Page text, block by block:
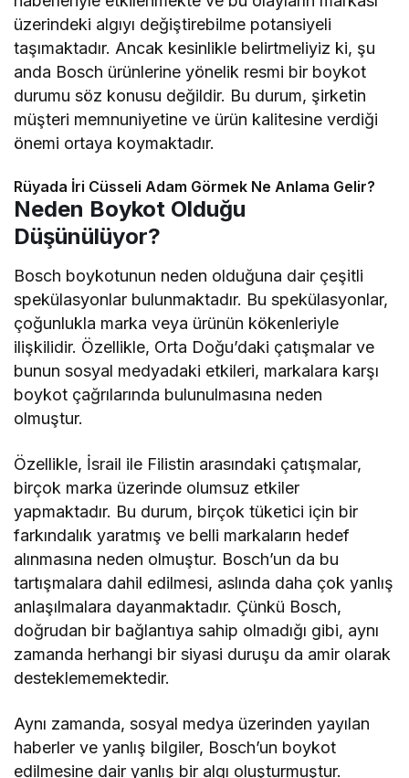
üzerindeki algıyı değiştirebilme potansiyeli
taşımaktadır. Ancak kesinlikle belirtmeliyiz ki, şu
anda Bosch ürünlerine yönelik resmi bir boykot
durumu söz konusu değildir. Bu durum, şirketin
müşteri memnuniyetine ve ürün kalitesine verdiği
önemi ortaya koymaktadır.
Rüyada İri Cüsseli Adam Görmek Ne Anlama Gelir?
Neden Boykot Olduğu
Düşünülüyor?
Bosch boykotunun neden olduğuna dair çeşitli
spekülasyonlar bulunmaktadır. Bu spekülasyonlar,
çoğunlukla marka veya ürünün kökenleriyle
ilişkilidir. Özellikle, Orta Doğu’daki çatışmalar ve
bunun sosyal medyadaki etkileri, markalara karşı
boykot çağrılarında bulunulmasına neden
olmuştur.
Özellikle, İsrail ile Filistin arasındaki çatışmalar,
birçok marka üzerinde olumsuz etkiler
yapmaktadır. Bu durum, birçok tüketici için bir
farkındalık yaratmış ve belli markaların hedef
alınmasına neden olmuştur. Bosch’un da bu
tartışmalara dahil edilmesi, aslında daha çok yanlış
anlaşılmalara dayanmaktadır. Çünkü Bosch,
doğrudan bir bağlantıya sahip olmadığı gibi, aynı
zamanda herhangi bir siyasi duruşu da amir olarak
desteklememektedir.
Aynı zamanda, sosyal medya üzerinden yayılan
haberler ve yanlış bilgiler, Bosch’un boykot
edilmesine dair yanlış bir algı oluşturmuştur.